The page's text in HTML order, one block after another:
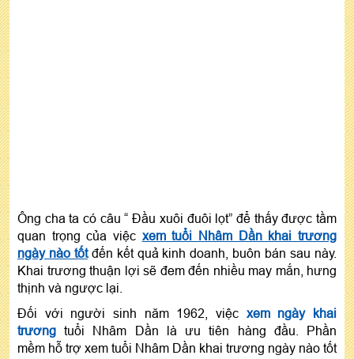
Ông cha ta có câu “ Đầu xuôi đuôi lọt” để thấy được tầm
quan trọng của việc xem tuổi Nhâm Dần khai trương
ngày nào tốtđến kết quả kinh doanh, buôn bán sau này.
Khai trương thuận lợi sẽ đem đến nhiều may mắn, hưng
thịnh và ngược lại.
Đối với người sinh năm 1962, việc xem ngày khai
trương tuổi Nhâm Dần là ưu tiên hàng đầu. Phần
mềm hỗ trợ xem tuổi Nhâm Dần khai trương ngày nào tốt